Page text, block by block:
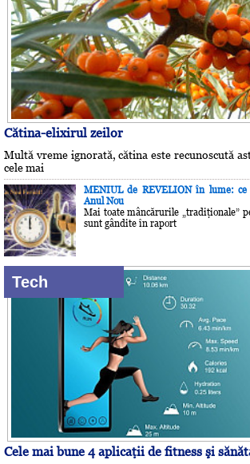
Cătina-elixirul zeilor
Multă vreme ignorată, cătina este recunoscută
cele mai
MENIUL de REVELION în lume:
Anul Nou
Mai toate mâncărurile „tradiţionale”
sunt gândite în raport
Tech
Cele mai bune 4 aplicaţii de fitness şi